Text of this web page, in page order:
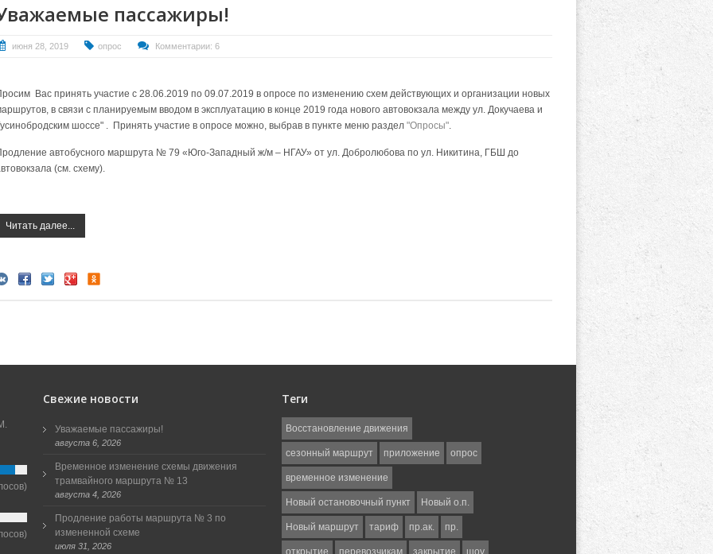
пассажиры!
июня 28, 2019 опрос Комментарии: 6
Вас принять участие с 28.06.2019 по 09.07.2019 в опросе по изменению схем действующих и организации новых
в связи с планируемым вводом в эксплуатацию в конце 2019 года нового автовокзала между ул. Докучаева и
шоссе" . Принять участие в опросе можно, выбрав в пункте меню раздел "Опросы"
автобусного маршрута № 79 «Юго-Западный ж/м – НГАУ» от ул. Добролюбова по ул. Никитина, ГБШ до
(см. схему).
Читать далее...
Свежие новости
Уважаемые пассажиры!
августа 6, 2026
Временное изменение схемы движения
трамвайного маршрута № 13
августа 4, 2026
Продление работы маршрута № 3 по
измененной схеме
июля 31, 2026
Теги
Восстановление движения
сезонный маршрут приложение опрос
временное изменение
Новый остановочный пункт Новый о.п.
Новый маршрут тариф пр.ак. пр.
открытие перевозчикам закрытие шоу